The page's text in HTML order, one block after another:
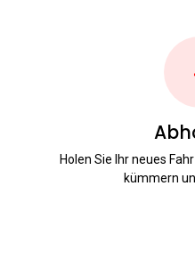
Holen Sie Ihr neues
kümmern